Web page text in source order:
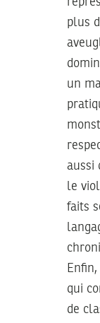
plus
un
aussi
le
faits
qui
de